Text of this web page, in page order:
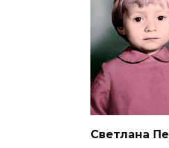
Светлана